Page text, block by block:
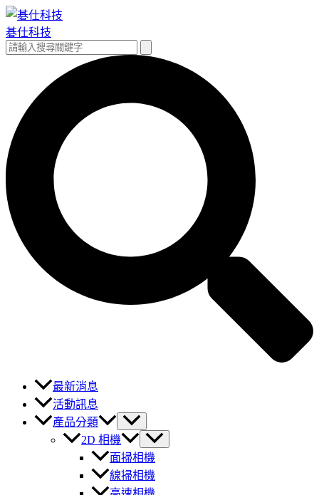
跳
至
主
碁仕科技
搜
最新消息
活動訊息
產品分類
2D 相機
面掃相機
線掃相機